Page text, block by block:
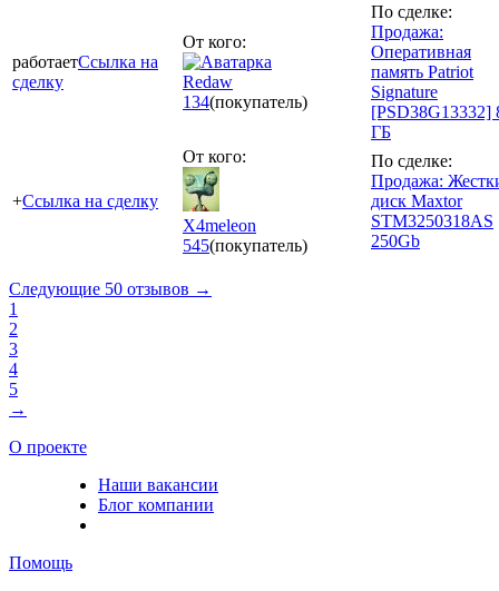
работаетСсылка на
сделку
От кого:
Redaw
134(покупатель)
По сделке:
Продажа:
Оперативная
память Patriot
Signature
[PSD38G13332]
ГБ
+Ссылка на сделку
От кого:
X4meleon
545(покупатель)
По сделке:
Продажа:
диск Maxtor
STM3250318AS
250Gb
Следующие 50 отзывов →
1
2
3
4
5
→
О проекте
Наши вакансии
Блог компании
Помощь